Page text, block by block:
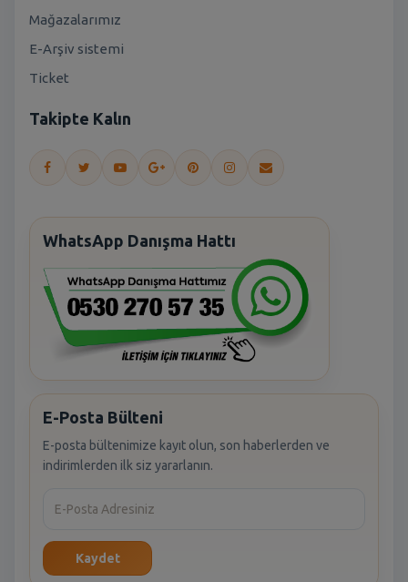
Mağazalarımız
E-Arşiv sistemi
Ticket
Takipte Kalın
WhatsApp Danışma Hattı
E-Posta Bülteni
E-posta bültenimize kayıt olun, son haberlerden ve
indirimlerden ilk siz yararlanın.
Kaydet